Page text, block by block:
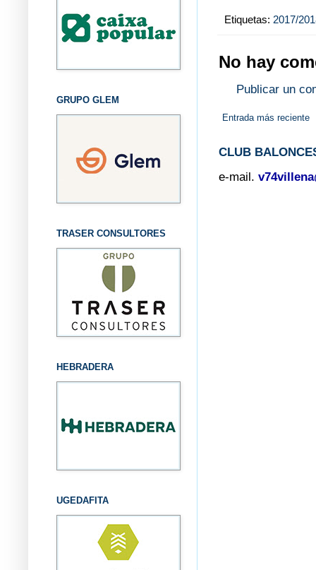
Etiquetas: 2017/
No hay
Publicar un
Entrada más reciente
CLUB
e-mail.
GRUPO GLEM
TRASER CONSULTORES
HEBRADERA
UGEDAFITA